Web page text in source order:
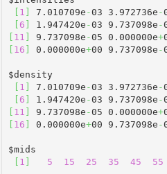
[ 1 ] 7.010709e -03 3.972736e -
[ 6 ] 1.947420e -03 9.737098e -
[ 11 ] 9.737098e -05 0.000000e+
[ 16 ] 0.000000e+00 9.737098e -
$density
[ 1 ] 7.010709e -03 3.972736e -
[ 6 ] 1.947420e -03 9.737098e -
[ 11 ] 9.737098e -05 0.000000e+
[ 16 ] 0.000000e+00 9.737098e -
$mids
[ 1 ] 5 15 25 35 45 55